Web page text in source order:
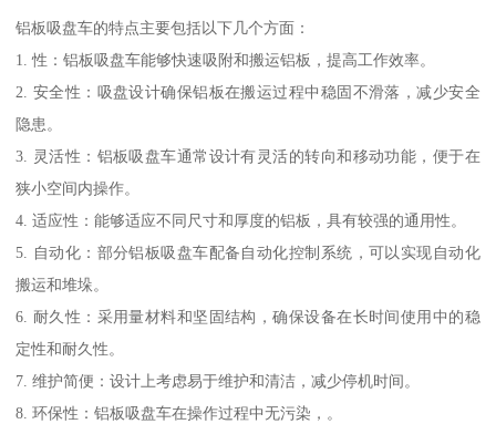
铝板吸盘车的特点主要包括以下几个方面：
1. 性：铝板吸盘车能够快速吸附和搬运铝板，提高工作效率。
2. 安全性：吸盘设计确保铝板在搬运过程中稳固不滑落，减少安全
隐患。
3. 灵活性：铝板吸盘车通常设计有灵活的转向和移动功能，便于在
狭小空间内操作。
4. 适应性：能够适应不同尺寸和厚度的铝板，具有较强的通用性。
5. 自动化：部分铝板吸盘车配备自动化控制系统，可以实现自动化
搬运和堆垛。
6. 耐久性：采用量材料和坚固结构，确保设备在长时间使用中的稳
定性和耐久性。
7. 维护简便：设计上考虑易于维护和清洁，减少停机时间。
8. 环保性：铝板吸盘车在操作过程中无污染，。